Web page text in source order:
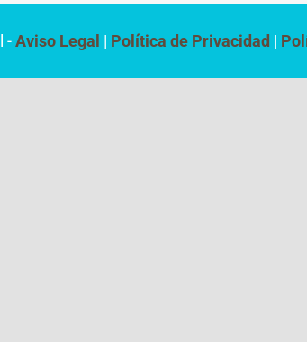
Aviso Legal Política de Privacidad